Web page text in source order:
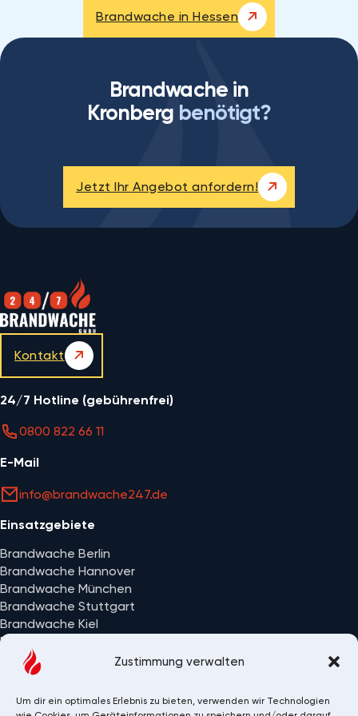
Zustimmung verwalten
Um dir ein optimales Erlebnis zu bieten, verwenden wir Technologien
Brandwache in Hessen
Brandwache in
Kronberg benötigt?
Jetzt Ihr Angebot anfordern!
Kontakt
24/7 Hotline (gebührenfrei)
0800 822 66 11
E-Mail
info@brandwache247.de
Einsatzgebiete
Brandwache Berlin
Brandwache Hannover
Brandwache München
Brandwache Stuttgart
Brandwache Kiel
Brandwache Wiesbaden
Alle Einsatzorte